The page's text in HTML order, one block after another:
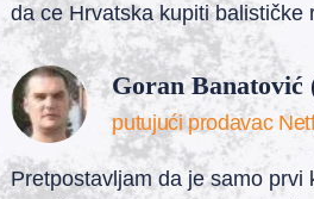
da ce Hrvatska kupiti balističke
Goran Banatović
putujući prodavac
Pretpostavljam da je samo prvi